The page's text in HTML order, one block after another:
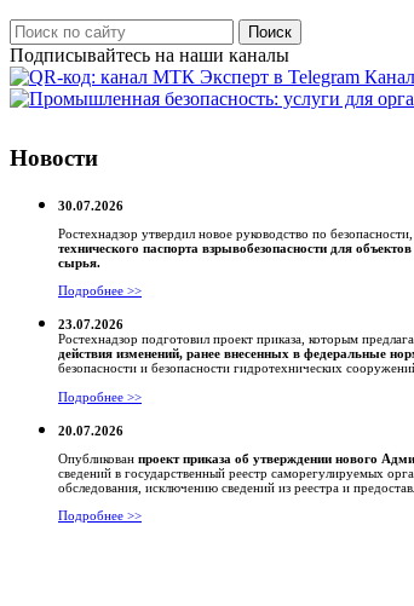
Поиск
Подписывайтесь на наши каналы
Новости
30.07.2026
Ростехнадзор утвердил новое руководство по
технического паспорта взрывобезопасности для
сырья.
Подробнее >>
23.07.2026
Ростехнадзор подготовил проект приказа, которым
действия изменений, ранее внесенных в федеральные
безопасности и безопасности гидротехнических
Подробнее >>
20.07.2026
Опубликован проект приказа об утверждении нового
сведений в государственный реестр саморегулируемых
обследования, исключению сведений из реестра и
Подробнее >>